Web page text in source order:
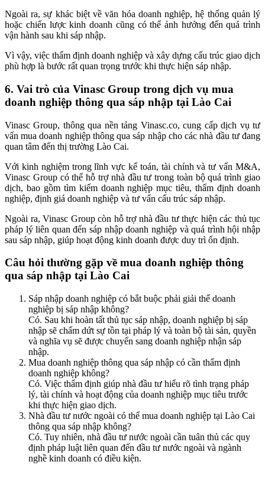
Ngoài ra, sự khác biệt về văn hóa doanh nghiệp, hệ thống quản lý
hoặc chiến lược kinh doanh cũng có thể ảnh hưởng đến quá trình
vận hành sau khi sáp nhập.
Vì vậy, việc thẩm định doanh nghiệp và xây dựng cấu trúc giao dịch
phù hợp là bước rất quan trọng trước khi thực hiện sáp nhập.
6. Vai trò của Vinasc Group trong dịch vụ mua
doanh nghiệp thông qua sáp nhập tại Lào Cai
Vinasc Group, thông qua nền tảng Vinasc.co, cung cấp dịch vụ tư
vấn mua doanh nghiệp thông qua sáp nhập cho các nhà đầu tư đang
quan tâm đến thị trường Lào Cai.
Với kinh nghiệm trong lĩnh vực kế toán, tài chính và tư vấn M&A,
Vinasc Group có thể hỗ trợ nhà đầu tư trong toàn bộ quá trình giao
dịch, bao gồm tìm kiếm doanh nghiệp mục tiêu, thẩm định doanh
nghiệp, định giá doanh nghiệp và tư vấn cấu trúc sáp nhập.
Ngoài ra, Vinasc Group còn hỗ trợ nhà đầu tư thực hiện các thủ tục
pháp lý liên quan đến sáp nhập doanh nghiệp và quá trình hội nhập
sau sáp nhập, giúp hoạt động kinh doanh được duy trì ổn định.
Câu hỏi thường gặp về mua doanh nghiệp thông
qua sáp nhập tại Lào Cai
Sáp nhập doanh nghiệp có bắt buộc phải giải thể doanh
nghiệp bị sáp nhập không?
Có. Sau khi hoàn tất thủ tục sáp nhập, doanh nghiệp bị sáp
nhập sẽ chấm dứt sự tồn tại pháp lý và toàn bộ tài sản, quyền
và nghĩa vụ sẽ được chuyển sang doanh nghiệp nhận sáp
nhập.
Mua doanh nghiệp thông qua sáp nhập có cần thẩm định
doanh nghiệp không?
Có. Việc thẩm định giúp nhà đầu tư hiểu rõ tình trạng pháp
lý, tài chính và hoạt động của doanh nghiệp mục tiêu trước
khi thực hiện giao dịch.
Nhà đầu tư nước ngoài có thể mua doanh nghiệp tại Lào Cai
thông qua sáp nhập không?
Có. Tuy nhiên, nhà đầu tư nước ngoài cần tuân thủ các quy
định pháp luật liên quan đến đầu tư nước ngoài và ngành
nghề kinh doanh có điều kiện.